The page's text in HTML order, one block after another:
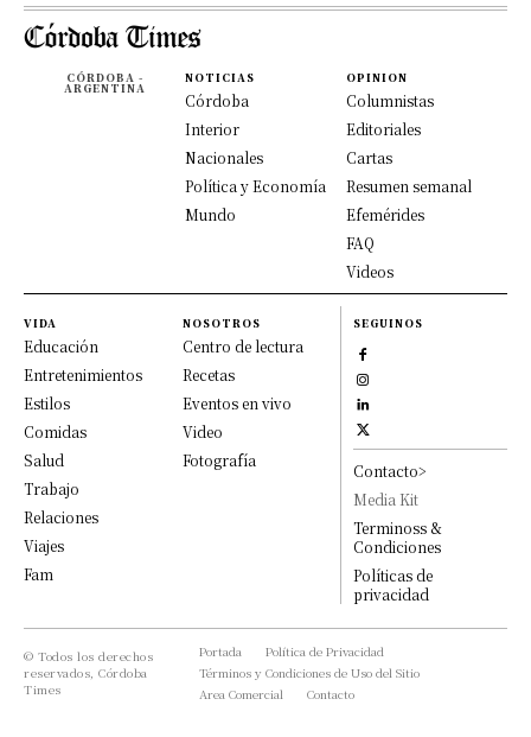
CÓRDOBA -
ARGENTINA
NOTICIAS
Córdoba
Interior
Nacionales
Política y Economía
Mundo
OPINION
Columnistas
Editoriales
Cartas
Resumen semanal
Efemérides
FAQ
Videos
VIDA
Educación
Entretenimientos
Estilos
Comidas
Salud
Trabajo
Relaciones
Viajes
Fam
NOSOTROS
Centro de lectura
Recetas
Eventos en vivo
Video
Fotografía
SEGUINOS
Contacto>
Media Kit
Terminoss &
Condiciones
Políticas de
privacidad
© Todos los derechos
reservados, Córdoba
Times
Portada
Política de Privacidad
Términos y Condiciones de Uso del Sitio
Area Comercial
Contacto